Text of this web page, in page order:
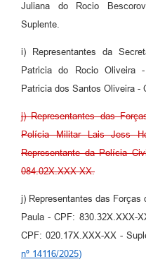
Juliana do Rocio
Suplente.
i) Representantes da
Patricia do Rocio Oliveira
Patricia dos Santos Oliveira -
j) Representantes das
Polícia Militar Lais Jess
Representante da Polícia
084.02X.XXX-XX.
j) Representantes das Forças
Paula - CPF: 830.32X.XXX-
CPF: 020.17X.XXX-XX -
nº 14116/2025)